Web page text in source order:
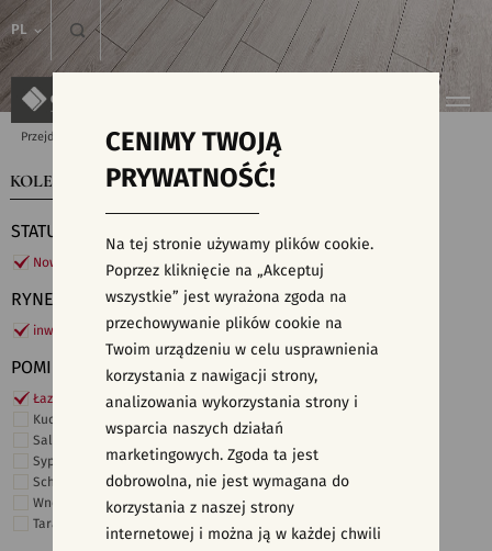
PL
Przejdź do strony głównej Kolekcje
KOLEKCJE WYSZUKIWARKA PŁYTEK
STATUS
Nowości
RYNEK
inwestycje
POMIESZCZENIE
Łazienka
Kuchnia
Salon i hol
Sypialnia
Schody
Wnętrza komercyjne
Taras i ogród
CENIMY TWOJĄ
PRYWATNOŚĆ!
Na tej stronie używamy plików cookie.
Poprzez kliknięcie na „Akceptuj
wszystkie” jest wyrażona zgoda na
przechowywanie plików cookie na
Twoim urządzeniu w celu usprawnienia
korzystania z nawigacji strony,
analizowania wykorzystania strony i
wsparcia naszych działań
marketingowych. Zgoda ta jest
dobrowolna, nie jest wymagana do
korzystania z naszej strony
internetowej i można ją w każdej chwili